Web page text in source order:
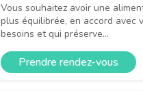
Vous souhaitez avoir une
plus équilibrée, en accord avec
besoins et qui préserve...
Prendre rendez-vous